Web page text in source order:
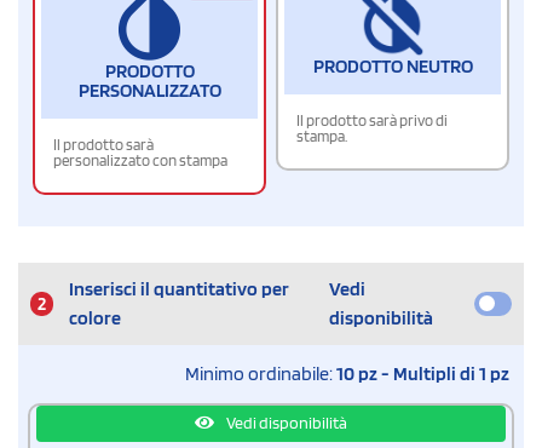
PRODOTTO
PERSONALIZZATO
Il prodotto sarà
personalizzato con stampa
PRODOTTO NEUTRO
Il prodotto sarà privo di
stampa.
2
Inserisci il quantitativo per
colore
Vedi
disponibilità
Minimo ordinabile:10 pz - Multipli di 1 pz
Vedi disponibilità